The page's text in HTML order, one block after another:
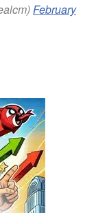
February